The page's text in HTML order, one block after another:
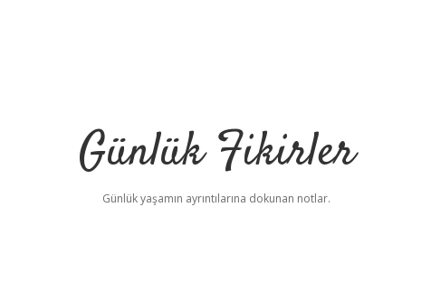
Günlük Fikirler
Günlük yaşamın ayrıntılarına dokunan notlar.